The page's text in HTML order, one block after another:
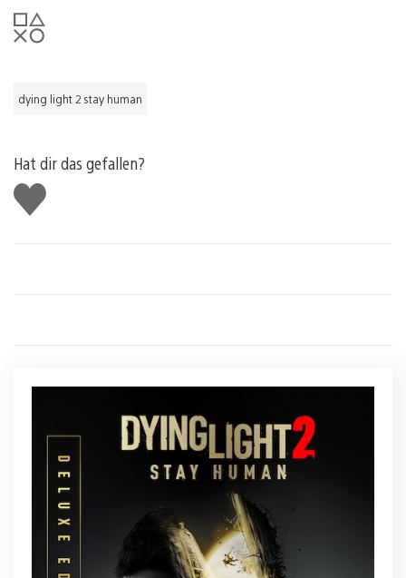
dying light 2 stay human
Hat dir das gefallen?
Gefällt
mir